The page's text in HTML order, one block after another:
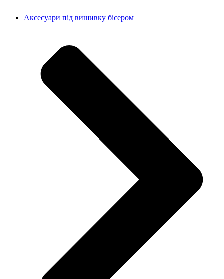
Аксесуари під вишивку бісером